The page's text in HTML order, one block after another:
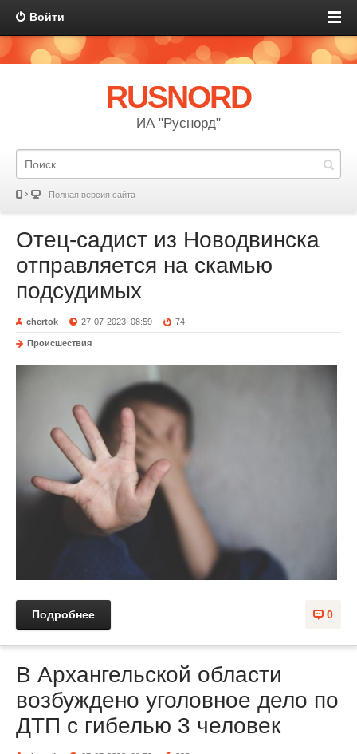
Войти
RUSNORD
ИА "Руснорд"
Полная версия сайта
Отец-садист из Новодвинска
отправляется на скамью
подсудимых
chertok 27-07-2023, 08:59 74
Происшествия
0
Подробнее
В Архангельской области
возбуждено уголовное дело по
ДТП с гибелью 3 человек